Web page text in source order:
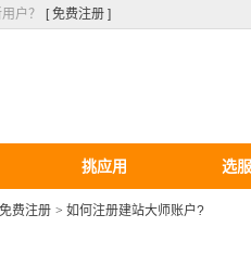
户？ [ 免费注册 ]
挑应用 选
免费注册 > 如何注册建站大师账户?